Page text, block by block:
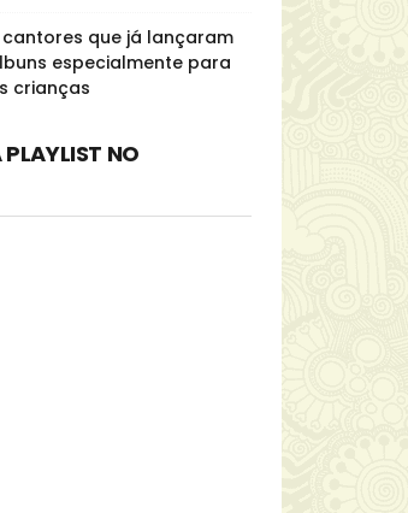
cantores que já lançaram
especialmente para
crianças
NO